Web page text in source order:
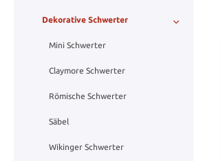
Dekorative Schwerter
Mini Schwerter
Claymore Schwerter
Römische Schwerter
Säbel
Wikinger Schwerter